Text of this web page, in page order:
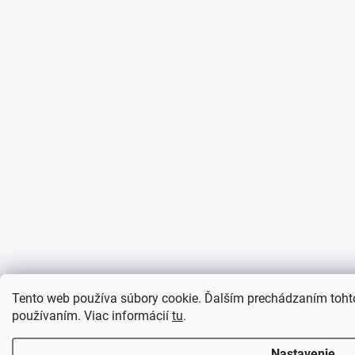
Tento web používa súbory cookie. Ďalším prechádzaním
používaním. Viac informácií tu.